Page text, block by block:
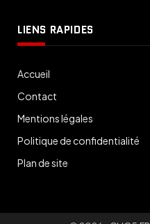
LIENS RAPIDES
Accueil
Contact
Mentions légales
Politique de confidentialité
Plan de site